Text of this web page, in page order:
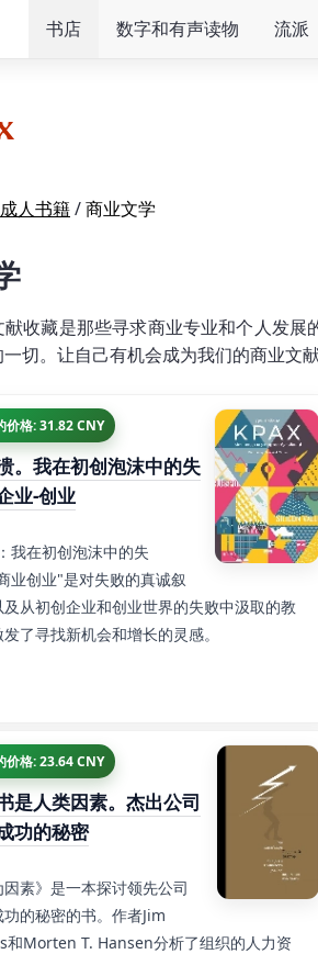
书店 数字和有声读物 流派
成人书籍/商业文学
收藏是那些寻求商业专业和个人发
切。让自己有机会成为我们的商业文
价格: 31.82 CNY
。我在初创泡沫中的失
业-创业
我在初创泡沫中的失
业创业"是对失败的真诚叙
及从初创企业和创业世界的失败中汲取的教
了寻找新机会和增长的灵感。
价格: 23.64 CNY
是人类因素。杰出公司
功的秘密
因素》是一本探讨领先公司
的秘密的书。作者Jim
和Morten T. Hansen分析了组织的人力资